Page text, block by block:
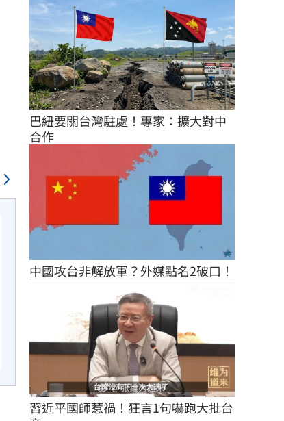
巴紐要關台灣駐處！專家：擴大對中
合作
中國攻台非解放軍？外媒點名2破口！
習近平國師惹禍！狂言1句嚇跑大批台